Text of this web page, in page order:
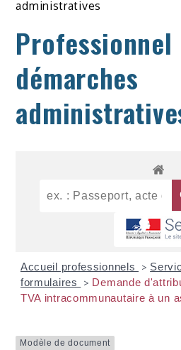
administratives
Professionnel
démarches
Accueil professionnels >
formulaires
> Demande
TVA intracommunautaire à un
Modèle de document